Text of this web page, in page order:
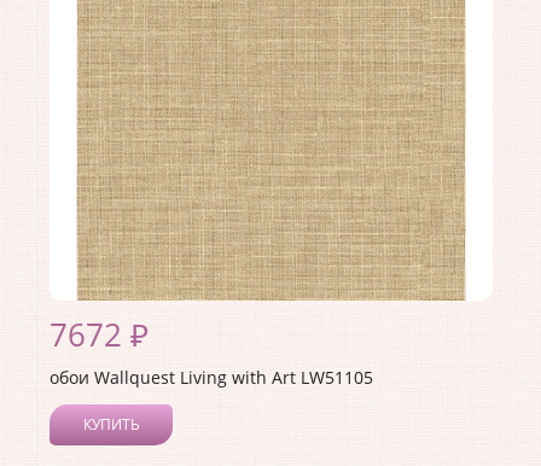
Страна:США
Материал основы:Бумага
Раппорт:53
7672 ₽
обои Wallquest Living with Art LW51105
КУПИТЬ